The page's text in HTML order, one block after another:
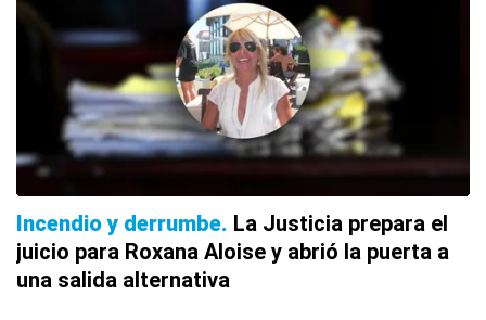
Incendio y derrumbe La Justicia prepara el
juicio para Roxana Aloise y abrió la puerta a
una salida alternativa